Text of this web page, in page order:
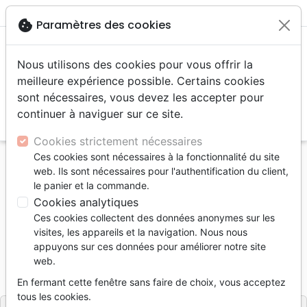
menu
Accueil Livres Fêtes chrétiennes
Livres de Noël
Mon livre d'activités de Noël
Mon livre d'activités de Noël
Auteur :Bethan James | Illustrateur :Krisztina
Kállai Nagy
Référence
EditeurLigue pour la Lecture de la Bible France
cookie Paramètres des cookies
Nous utilisons des cookies pour vous offrir la
meilleure expérience possible. Certains cookies
sont nécessaires, vous devez les accepter pour
continuer à naviguer sur ce site.
Cookies strictement nécessaires
Ces cookies sont nécessaires à la fonctionnalité du site
web. Ils sont nécessaires pour l'authentification du client,
le panier et la commande.
Cookies analytiques
Ces cookies collectent des données anonymes sur les
visites, les appareils et la navigation. Nous nous
appuyons sur ces données pour améliorer notre site
web.
En fermant cette fenêtre sans faire de choix, vous acceptez
tous les cookies.